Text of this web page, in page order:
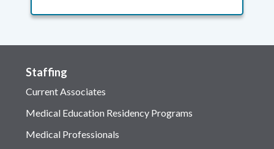
Staffing
Current Associates
Medical Education Residency Programs
Medical Professionals